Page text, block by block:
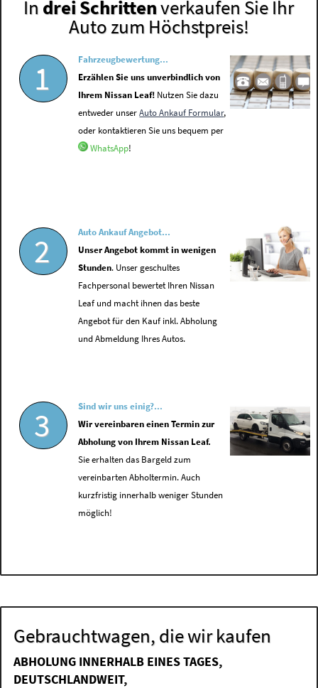
In drei Schrittenverkaufen Sie Ihr
Auto zum Höchstpreis!
1
Fahrzeugbewertung...
Erzählen Sie uns unverbindlich von
Ihrem Nissan Leaf! Nutzen Sie dazu
entweder unserAuto Ankauf Formular,
oder kontaktieren Sie uns bequem per
WhatsApp!
2
Auto Ankauf Angebot...
Unser Angebot kommt in wenigen
Stunden. Unser geschultes
Fachpersonal bewertet Ihren Nissan
Leaf und macht ihnen das beste
Angebot für den Kauf inkl. Abholung
und Abmeldung Ihres Autos.
3
Sind wir uns einig?...
Wir vereinbaren einen Termin zur
Abholung von Ihrem Nissan Leaf.
Sie erhalten das Bargeld zum
vereinbarten Abholtermin. Auch
kurzfristig innerhalb weniger Stunden
möglich!
Gebrauchtwagen, die wir kaufen
ABHOLUNG INNERHALB EINES TAGES,
DEUTSCHLANDWEIT,